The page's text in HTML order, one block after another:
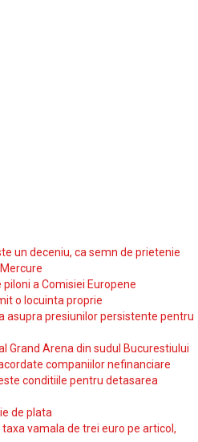
un deceniu, ca semn de prietenie
a Comisiei Europene
o locuinta proprie
asupra presiunilor persistente pentru
Grand Arena din sudul Bucurestiului
companiilor nefinanciare
conditiile pentru detasarea
de plata
vamala de trei euro pe articol,